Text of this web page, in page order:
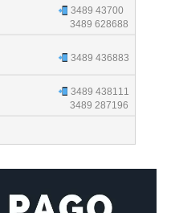
3489 43700
3489 628688
3489 436883
3489 438111
3489 287196